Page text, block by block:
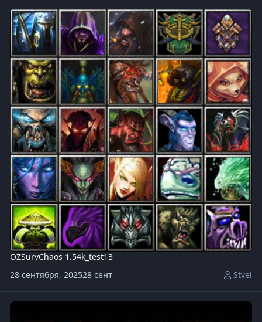
OZSurvChaos 1.54k_test13
28 сентября, 202528 сент
Stvel